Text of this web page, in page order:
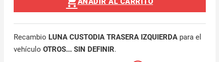
Recambio LUNA CUSTODIA TRASERA IZQUIERDApara el
vehículo OTROS... SIN DEFINIR.